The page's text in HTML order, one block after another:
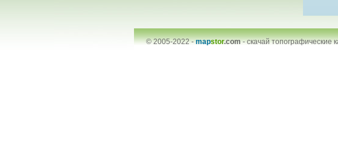
© 2005-2022 -mapstor.com-скачай топографические